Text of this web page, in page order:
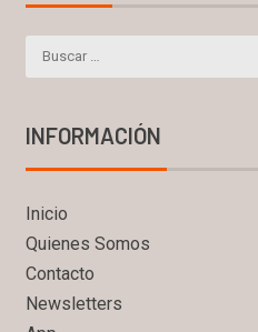
INFORMACIÓN
Inicio
Quienes Somos
Contacto
Newsletters